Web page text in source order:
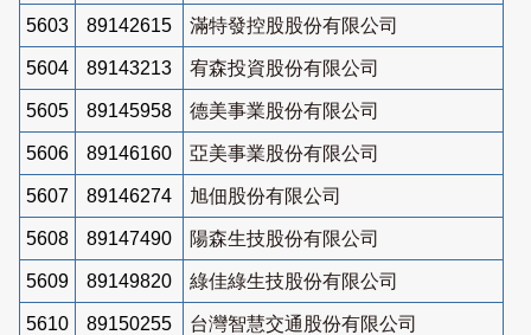
5603 89142615 滿特發控股股份有限公司
5604 89143213 宥森投資股份有限公司
5605 89145958 德美事業股份有限公司
5606 89146160 亞美事業股份有限公司
5607 89146274 旭佃股份有限公司
5608 89147490 陽森生技股份有限公司
5609 89149820 綠佳綠生技股份有限公司
5610 89150255 台灣智慧交通股份有限公司